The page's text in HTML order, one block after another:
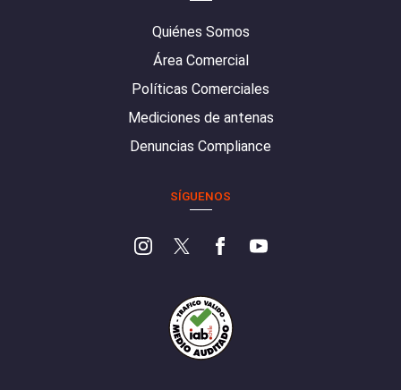
Quiénes Somos
Área Comercial
Políticas Comerciales
Mediciones de antenas
Denuncias Compliance
SÍGUENOS